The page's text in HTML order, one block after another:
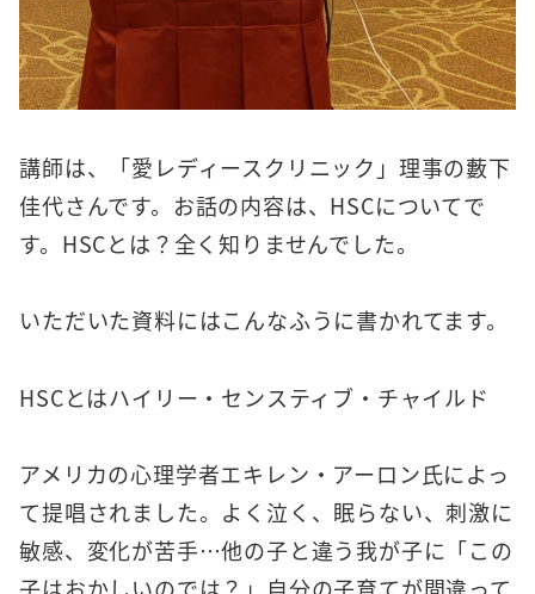
講師は、「愛レディースクリニック」理事の藪下
佳代さんです。お話の内容は、HSCについてで
す。HSCとは？全く知りませんでした。
いただいた資料にはこんなふうに書かれてます。
HSCとはハイリー・センスティブ・チャイルド
アメリカの心理学者エキレン・アーロン氏によっ
て提唱されました。よく泣く、眠らない、刺激に
敏感、変化が苦手…他の子と違う我が子に「この